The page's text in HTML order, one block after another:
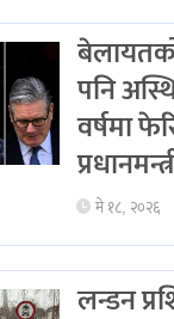
पनि
वर्षमा
मे १८, २०२६
लन्डन